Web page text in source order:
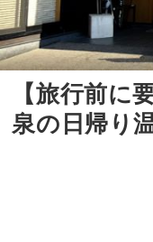
【旅行前に
泉の日帰り